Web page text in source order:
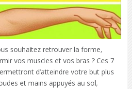
souhaitez retrouver la forme,
vos muscles et vos bras ? Ces 7
d’atteindre votre but plus
et mains appuyés au sol,